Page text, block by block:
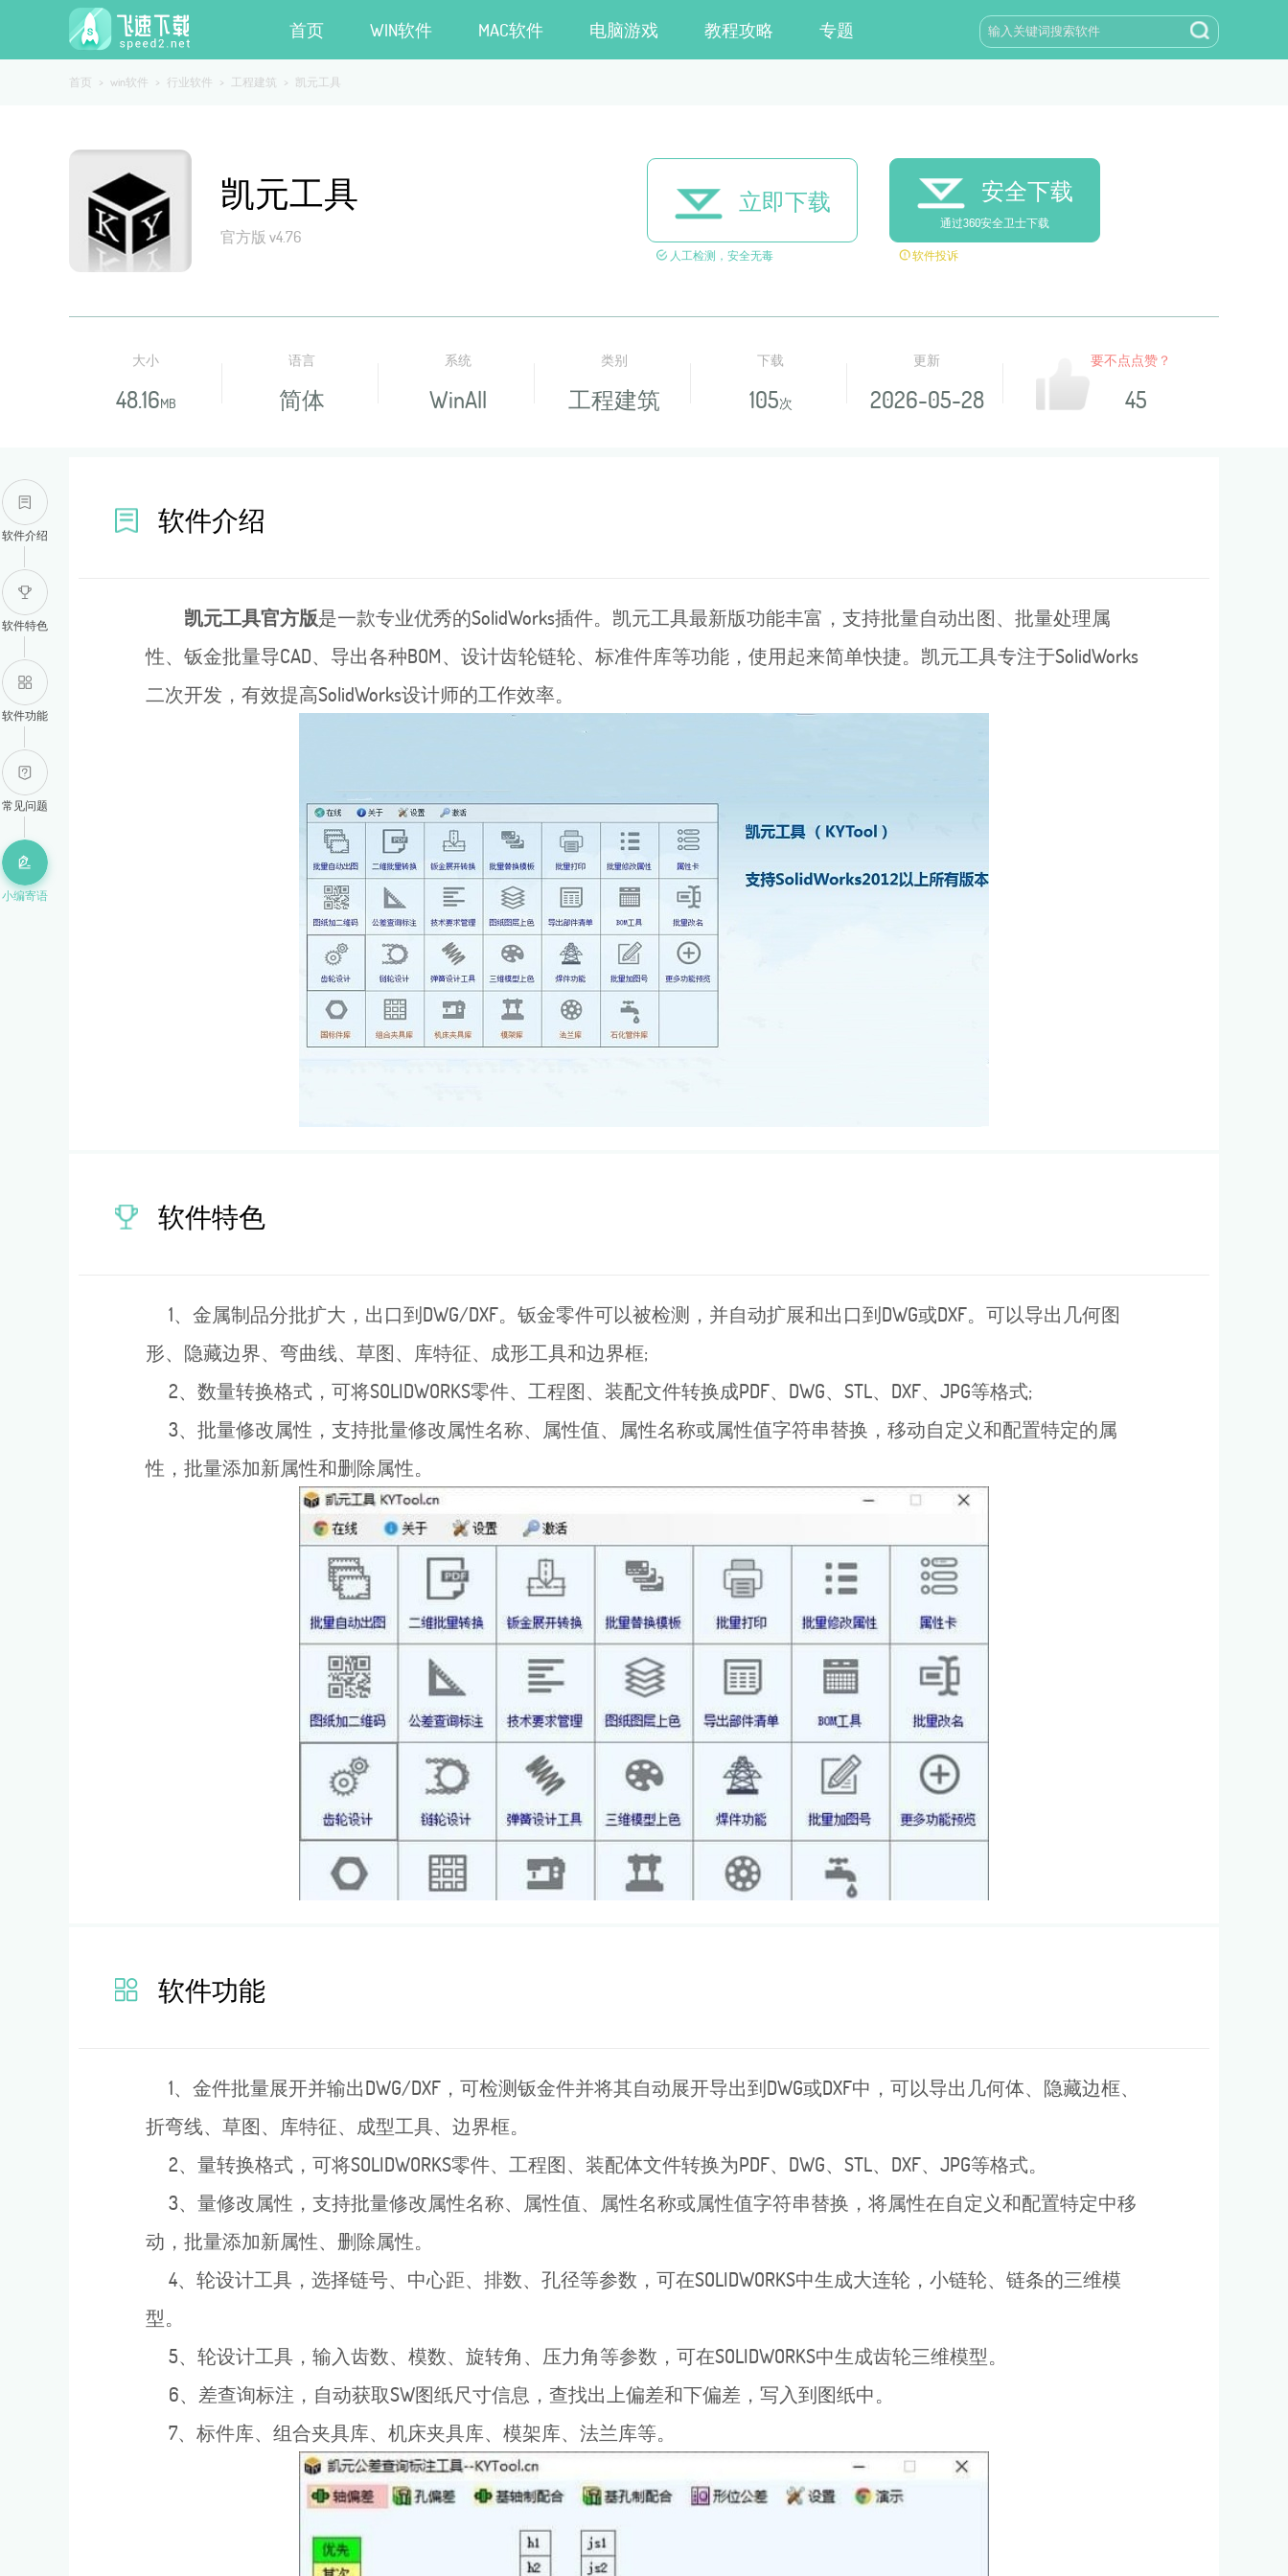
首页 WIN软件 MAC软件 电脑游戏 教程攻略 专题
首页 > win软件 > 行业软件 > 工程建筑 > 凯元工具
凯元工具
官方版 v4.76
立即下载
人工检测，安全无毒
安全下载
通过360安全卫士下载
软件投诉
大小
48.16MB
语言
简体
系统
WinAll
类别
工程建筑
下载
105次
更新
2026-05-28
要不点点赞？
45
软件介绍
凯元工具官方版是一款专业优秀的SolidWorks插件。凯元工具最新版功能丰富，支持批量自动出图、批量处理属
性、钣金批量导CAD、导出各种BOM、设计齿轮链轮、标准件库等功能，使用起来简单快捷。凯元工具专注于SolidWorks
二次开发，有效提高SolidWorks设计师的工作效率。
软件特色
1、金属制品分批扩大，出口到DWG/DXF。钣金零件可以被检测，并自动扩展和出口到DWG或DXF。可以导出几何图
形、隐藏边界、弯曲线、草图、库特征、成形工具和边界框;
2、数量转换格式，可将SOLIDWORKS零件、工程图、装配文件转换成PDF、DWG、STL、DXF、JPG等格式;
3、批量修改属性，支持批量修改属性名称、属性值、属性名称或属性值字符串替换，移动自定义和配置特定的属
性，批量添加新属性和删除属性。
软件功能
1、金件批量展开并输出DWG/DXF，可检测钣金件并将其自动展开导出到DWG或DXF中，可以导出几何体、隐藏边框、
折弯线、草图、库特征、成型工具、边界框。
2、量转换格式，可将SOLIDWORKS零件、工程图、装配体文件转换为PDF、DWG、STL、DXF、JPG等格式。
3、量修改属性，支持批量修改属性名称、属性值、属性名称或属性值字符串替换，将属性在自定义和配置特定中移
动，批量添加新属性、删除属性。
4、轮设计工具，选择链号、中心距、排数、孔径等参数，可在SOLIDWORKS中生成大连轮，小链轮、链条的三维模
型。
5、轮设计工具，输入齿数、模数、旋转角、压力角等参数，可在SOLIDWORKS中生成齿轮三维模型。
6、差查询标注，自动获取SW图纸尺寸信息，查找出上偏差和下偏差，写入到图纸中。
7、标件库、组合夹具库、机床夹具库、模架库、法兰库等。
软件介绍
软件特色
软件功能
常见问题
小编寄语